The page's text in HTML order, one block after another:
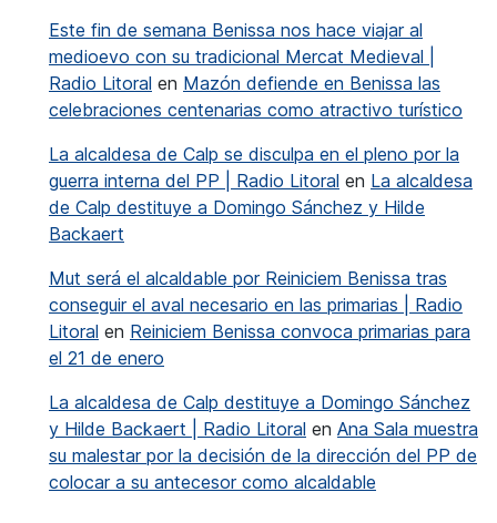
Este fin de semana Benissa nos hace viajar al
medioevo con su tradicional Mercat Medieval |
Radio Litoral en Mazón defiende en Benissa las
celebraciones centenarias como atractivo turístico
La alcaldesa de Calp se disculpa en el pleno por la
guerra interna del PP | Radio Litoral en La alcaldesa
de Calp destituye a Domingo Sánchez y Hilde
Backaert
Mut será el alcaldable por Reiniciem Benissa tras
conseguir el aval necesario en las primarias | Radio
Litoral en Reiniciem Benissa convoca primarias para
el 21 de enero
La alcaldesa de Calp destituye a Domingo Sánchez
y Hilde Backaert | Radio Litoral en Ana Sala muestra
su malestar por la decisión de la dirección del PP de
colocar a su antecesor como alcaldable